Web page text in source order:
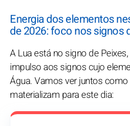
Energia dos elementos
de 2026: foco nos signos
A Lua está no signo de
impulso aos signos cujo
Água. Vamos ver juntos
materializam para este dia: